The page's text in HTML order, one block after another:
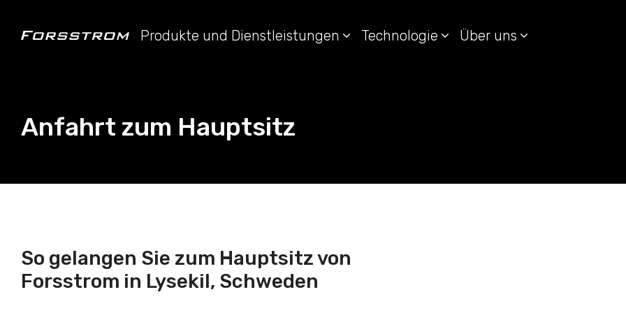
Produkte und Dienstleistungen Technologie Über uns
Anfahrt zum Hauptsitz
So gelangen Sie zum Hauptsitz von
Forsstrom in Lysekil, Schweden